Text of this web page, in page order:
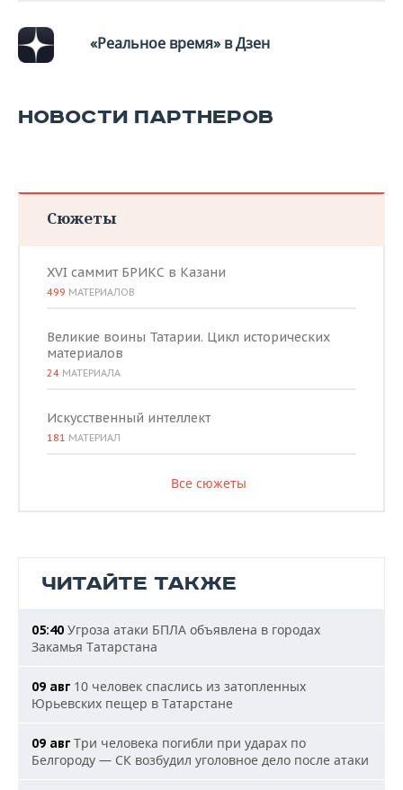
«Реальное время» в Дзен
НОВОСТИ ПАРТНЕРОВ
Сюжеты
XVI саммит БРИКС в Казани
499 МАТЕРИАЛОВ
Великие воины Татарии. Цикл исторических
материалов
24 МАТЕРИАЛА
Искусственный интеллект
181 МАТЕРИАЛ
Все сюжеты
ЧИТАЙТЕ ТАКЖЕ
05:40 Угроза атаки БПЛА объявлена в городах
Закамья Татарстана
09 авг 10 человек спаслись из затопленных
Юрьевских пещер в Татарстане
09 авг Три человека погибли при ударах по
Белгороду — СК возбудил уголовное дело после атаки